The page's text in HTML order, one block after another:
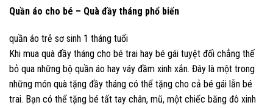
Quần áo cho bé – Quà đầy tháng phổ biến
quần áo trẻ sơ sinh 1 tháng tuổi
Khi mua quà đầy tháng cho bé trai hay bé gái tuyệt đối chẳng thế
bỏ qua những bộ quần áo hay váy đầm xinh xắn. Đây là một trong
những món quà tặng đầy tháng có thể tặng cho cả bé gái lẫn bé
trai. Bạn có thể tặng bé tất tay chân, mũ, một chiếc băng đô xinh